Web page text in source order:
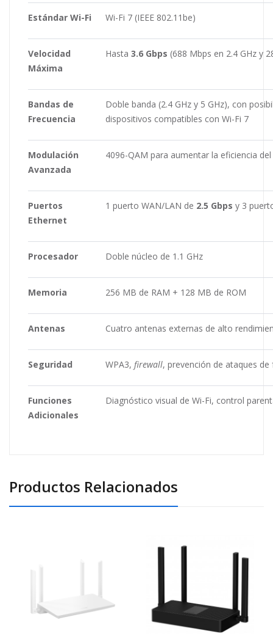
Estándar Wi-Fi Wi-Fi 7 (IEEE 802.11be)
Velocidad
Máxima
Hasta 3.6 Gbps (688 Mbps en 2.4 GHz y
Bandas de
Frecuencia
Doble banda (2.4 GHz y 5 GHz), con
dispositivos compatibles con Wi-Fi 7
Modulación
Avanzada
4096-QAM para aumentar la eficiencia
Puertos
Ethernet
1 puerto WAN/LAN de 2.5 Gbps y 3
Procesador Doble núcleo de 1.1 GHz
Memoria 256 MB de RAM + 128 MB de ROM
Antenas Cuatro antenas externas de alto
Seguridad WPA3, firewall, prevención de ataques
Funciones
Adicionales
Diagnóstico visual de Wi-Fi, control
Productos Relacionados